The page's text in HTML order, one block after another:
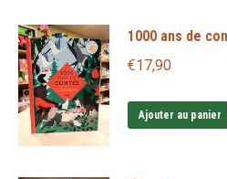
1000 ans de
€17,90
Ajouter au panier